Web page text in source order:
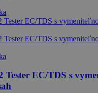
Tester EC/TDS s